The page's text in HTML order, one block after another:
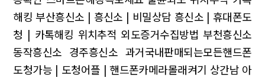
해킹 부산흥신소 | 흥신소 | 비밀상담 흥신소 | 휴대폰도
청 | 카톡해킹 위치추적 외도증거수집방법 부천흥신소
동작흥신소 경주흥신소 과거국내판매되는모든핸드폰
도청가능 | 도청어플 | 핸드폰카메라몰래켜기 상간남 아